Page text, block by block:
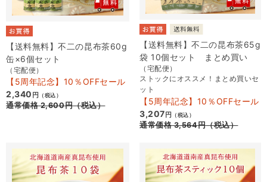
【送料無料】不二の昆布茶60g
缶×6個セット
（宅配便）
【5周年記念】10％OFFセール
2,340 円 （税込）
通常価格2,600円（税込）
【送料無料】不二の昆布茶65g
袋 10個セット まとめ買い
（宅配便）
ストックにオススメ！まとめ買いセ
ット
【5周年記念】10％OFFセール
3,207 円 （税込）
通常価格3,564円（税込）